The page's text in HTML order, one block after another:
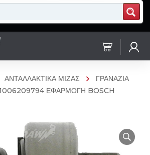
ΑΝΤΑΛΛΑΚΤΙΚΑ ΜΙΖΑΣ
ΓΡΑΝΑΖΙΑ
ΕΦΑΡΜΟΓΗ BOSCH